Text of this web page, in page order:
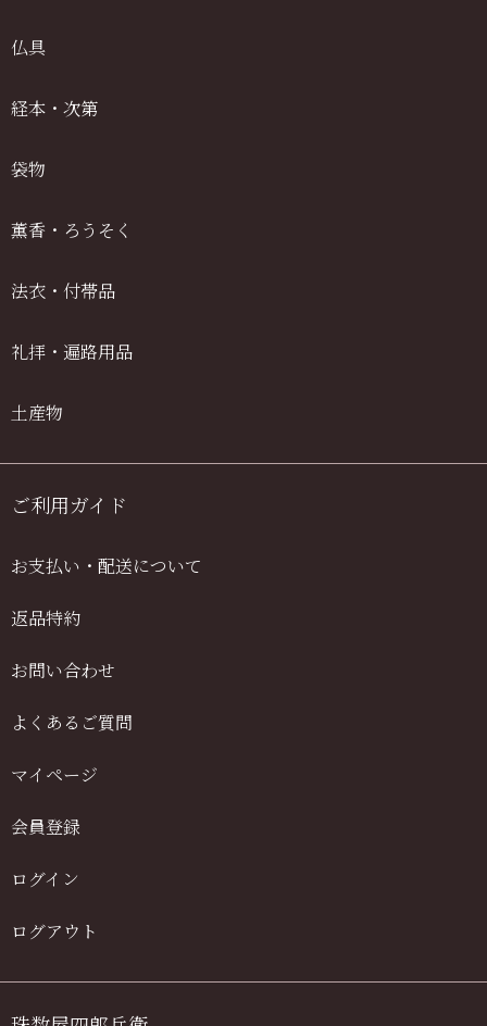
仏具
経本・次第
袋物
薫香・ろうそく
法衣・付帯品
礼拝・遍路用品
土産物
ご利用ガイド
お支払い・配送について
返品特約
お問い合わせ
よくあるご質問
マイページ
会員登録
ログイン
ログアウト